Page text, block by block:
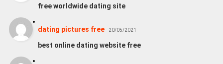
free worldwide dating site
dating pictures free 20/05/2021
best online dating website free